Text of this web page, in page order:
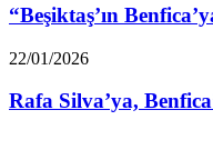
40
milyon
Euro
borcu
var”
“Beşiktaş’ın
Rafa
Benfica’dan
22/01/2026
Rafa Silva’ya,